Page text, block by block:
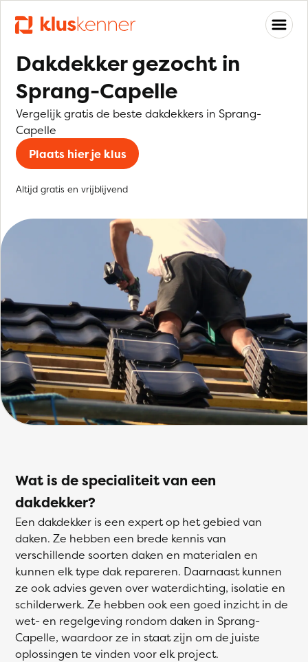
Dakdekker gezocht in
Sprang-Capelle
Vergelijk gratis de beste dakdekkers in Sprang-
Capelle
Plaats hier je klus
Altijd gratis en vrijblijvend
Wat is de specialiteit van een
dakdekker?
Een dakdekker is een expert op het gebied van
daken. Ze hebben een brede kennis van
verschillende soorten daken en materialen en
kunnen elk type dak repareren. Daarnaast kunnen
ze ook advies geven over waterdichting, isolatie en
schilderwerk. Ze hebben ook een goed inzicht in de
wet- en regelgeving rondom daken in Sprang-
Capelle, waardoor ze in staat zijn om de juiste
oplossingen te vinden voor elk project.